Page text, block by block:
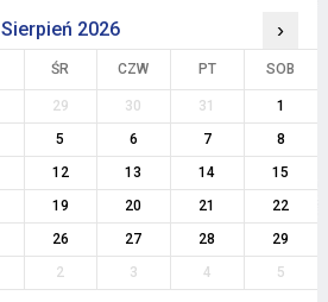
Sierpień 2026 ›
ŚR CZW PT SOB
29 30 31
1
5 6 7
8
12 13 14
15
19 20 21
22
26 27 28
29
2 3 4 5